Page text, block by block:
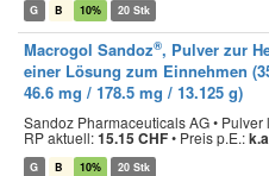
G B 10% 20 Stk
Macrogol Sandoz®, Pulver zur
einer Lösung zum Einnehmen
46.6 mg / 178.5 mg / 13.125 g)
Sandoz Pharmaceuticals AG • Pulver
RP aktuell:15.15 CHF• Preis p.E.:
G B 10% 20 Stk